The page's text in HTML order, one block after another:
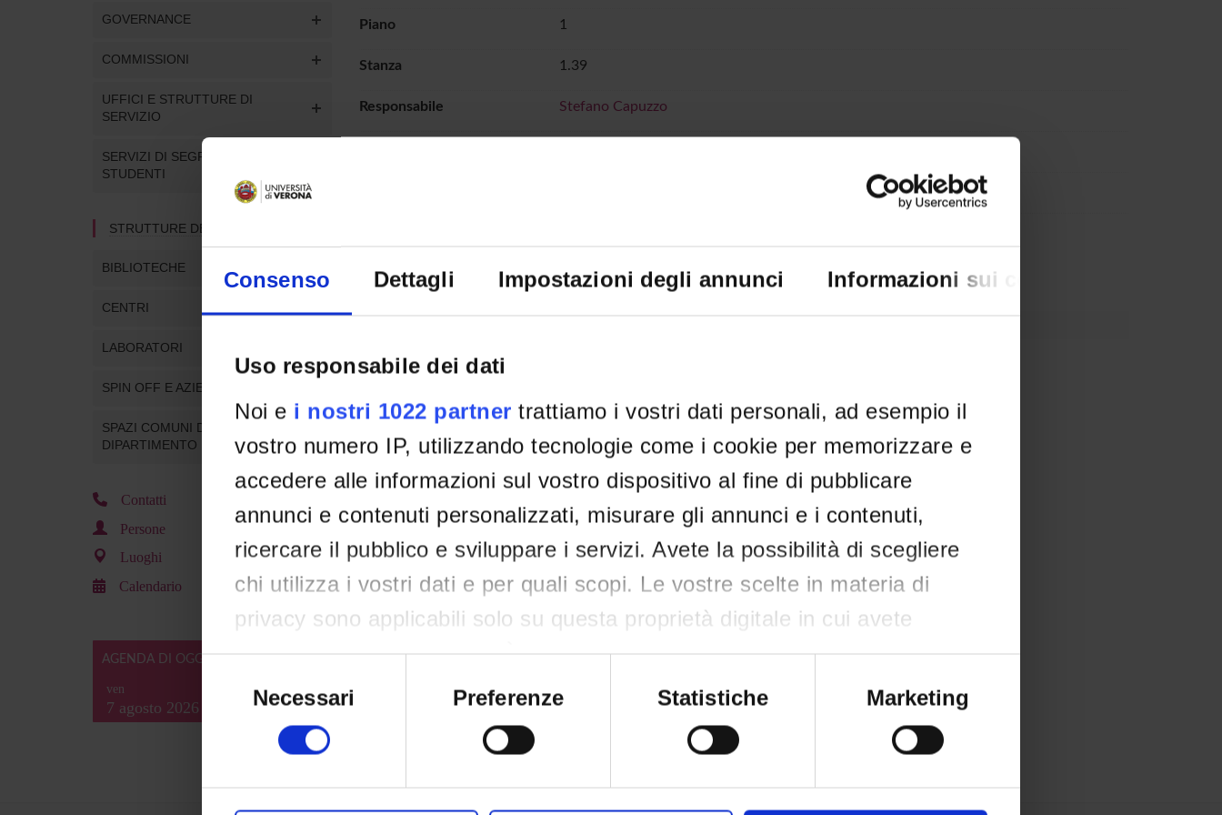
Consenso Dettagli Impostazioni degli annunci Informazioni sui cookie
Uso responsabile dei dati
Noi e i nostri 1022 partner trattiamo i vostri dati personali, ad esempio il
vostro numero IP, utilizzando tecnologie come i cookie per memorizzare e
accedere alle informazioni sul vostro dispositivo al fine di pubblicare
annunci e contenuti personalizzati, misurare gli annunci e i contenuti,
ricercare il pubblico e sviluppare i servizi. Avete la possibilità di scegliere
chi utilizza i vostri dati e per quali scopi. Le vostre scelte in materia di
privacy sono applicabili solo su questa proprietà digitale in cui avete
effettuato le vostre scelte. È possibile modificare o revocare il proprio
consenso in qualsiasi momento dalla Dichiarazione sui cookie o facendo
clic sull'icona di attivazione della privacy.
Con il tuo consenso, vorremmo anche:
Selezione
consensoNecessari Preferenze Statistiche Marketing
GOVERNANCE
COMMISSIONI
UFFICI E STRUTTURE DI
SERVIZIO
SERVIZI DI SEGRETERIA
STUDENTI
STRUTTURE DEL DIPARTIMENTO
BIBLIOTECHE
CENTRI
LABORATORI
SPIN OFF E AZIENDE
SPAZI COMUNI DEL
DIPARTIMENTO
Contatti
Persone
Luoghi
Calendario
AGENDA DI OGGI
ven
7 agosto 2026
Piano 1
Stanza 1.39
Responsabile Stefano Capuzzo